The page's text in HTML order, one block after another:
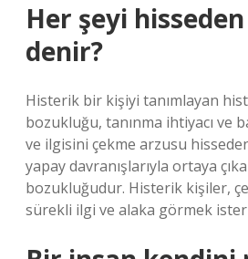
Her şeyi
denir?
Histerik bir kişiyi tanımlayan
bozukluğu, tanınma ihtiyacı ve
ve ilgisini çekme arzusu
yapay davranışlarıyla ortaya
bozukluğudur. Histerik kişiler,
sürekli ilgi ve alaka görmek